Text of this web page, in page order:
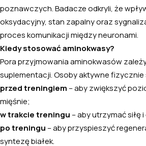
poznawczych. Badacze odkryli, że
oksydacyjny, stan zapalny oraz
proces komunikacji między neuronami.
Kiedy stosować aminokwasy?
Pora przyjmowania aminokwasów
suplementacji. Osoby aktywne fizycznie
przed treningiem – aby zwiększyć
mięśnie;
w trakcie treningu – aby utrzymać siłę
po treningu – aby przyspieszyć
syntezę białek.